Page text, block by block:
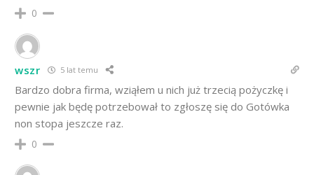
0
wszr 5 lat temu
Bardzo dobra firma, wziąłem u nich już trzecią pożyczkę i
pewnie jak będę potrzebował to zgłoszę się do Gotówka
non stopa jeszcze raz.
0